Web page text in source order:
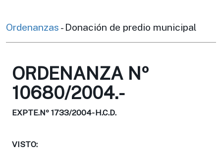
Ordenanzas - Donación de predio municipal
ORDENANZA Nº
10680/2004.-
EXPTE.Nº 1733/2004- H.C.D.
VISTO: